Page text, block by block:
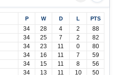
P W D L PTS
34 28 4 2
88
34 25 7 2
82
34 23 11 0
80
34 16 11 7
59
34 15 11 8
56
34 13 11 10
50